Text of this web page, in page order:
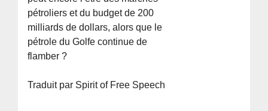
pétroliers et du budget de 200
milliards de dollars, alors que le
pétrole du Golfe continue de
flamber ?
Traduit par Spirit of Free Speech